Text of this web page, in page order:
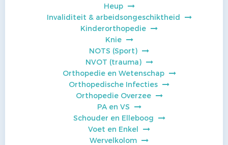
Heup
Invaliditeit & arbeidsongeschiktheid
Kinderorthopedie
Knie
NOTS (Sport)
NVOT (trauma)
Orthopedie en Wetenschap
Orthopedische Infecties
Orthopedie Overzee
PA en VS
Schouder en Elleboog
Voet en Enkel
Wervelkolom